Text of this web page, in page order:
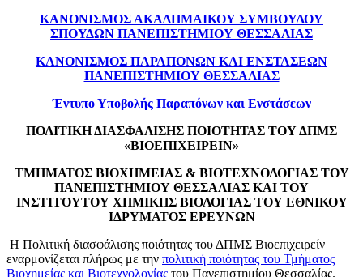
ΚΑΝΟΝΙΣΜΟΣ ΑΚΑΔΗΜΑΙΚΟΥ ΣΥΜΒΟΥΛΟΥ
ΣΠΟΥΔΩΝ ΠΑΝΕΠΙΣΤΗΜΙΟΥ ΘΕΣΣΑΛΙΑΣ
ΚΑΝΟΝΙΣΜΟΣ ΠΑΡΑΠΟΝΩΝ ΚΑΙ ΕΝΣΤΑΣΕΩΝ
ΠΑΝΕΠΙΣΤΗΜΙΟΥ ΘΕΣΣΑΛΙΑΣ
Έντυπο Υποβολής Παραπόνων και Ενστάσεων
ΠΟΛΙΤΙΚΗ ΔΙΑΣΦΑΛΙΣΗΣ ΠΟΙΟΤΗΤΑΣ ΤΟΥ ΔΠΜΣ
«ΒΙΟΕΠΙΧΕΙΡΕΙΝ»
ΤΜΗΜΑΤΟΣ ΒΙΟΧΗΜΕΙΑΣ & ΒΙΟΤΕΧΝΟΛΟΓΙΑΣ ΤΟΥ
ΠΑΝΕΠΙΣΤΗΜΙΟΥ ΘΕΣΣΑΛΙΑΣ ΚΑΙ ΤΟΥ
ΙΝΣΤΙΤΟΥΤΟΥ ΧΗΜΙΚΗΣ ΒΙΟΛΟΓΙΑΣ ΤΟΥ ΕΘΝΙΚΟΥ
ΙΔΡΥΜΑΤΟΣ ΕΡΕΥΝΩΝ
Η Πολιτική διασφάλισης ποιότητας του ΔΠΜΣ Βιοεπιχειρείν
εναρμονίζεται πλήρως με την πολιτική ποιότητας του Τμήματος
Βιοχημείας και Βιοτεχνολογίας του Πανεπιστημίου Θεσσαλίας.